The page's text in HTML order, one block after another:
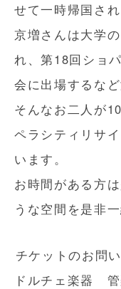
せて一時帰国され
京増さんは大学
れ、第18回ショ
会に出場するな
そんなお二人が
ペラシティリサ
います。
お時間がある方
うな空間を是非
チケットのお問
ドルチェ楽器